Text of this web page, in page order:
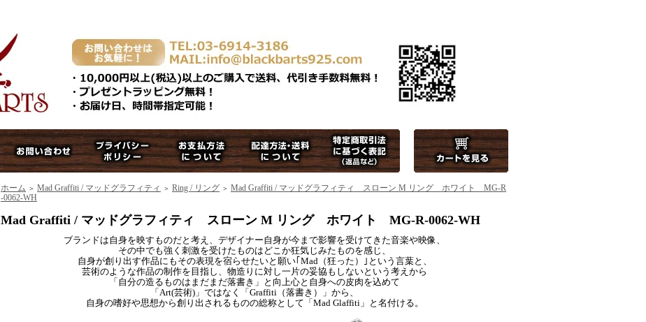
ホーム ＞ Mad Graffiti / マッドグラフィティ ＞ Ring / リング ＞ Mad Graffiti / マッドグラフィティ スローン M リング ホワイト MG-R
-0062-WH
Mad Graffiti / マッドグラフィティ スローン M リング ホワイト MG-R-0062-WH
ブランドは自身を映すものだと考え、デザイナー自身が今まで影響を受けてきた音楽や映像、
その中でも強く刺激を受けたものはどこか狂気じみたものを感じ、
自身が創り出す作品にもその表現を宿らせたいと願い｢Mad（狂った）｣という言葉と、
芸術のような作品の制作を目指し、物造りに対し一片の妥協もしないという考えから
「自分の造るものはまだまだ落書き」と向上心と自身への皮肉を込めて
「Art(芸術)」ではなく「Graffiti（落書き）」から、
自身の嗜好や思想から創り出されるものの総称として「Mad Glaffiti」と名付ける。